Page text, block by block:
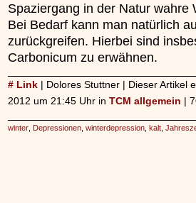
Spaziergang in der Natur wahre
Bei Bedarf kann man natürlich
zurückgreifen. Hierbei sind
Carbonicum zu erwähnen.
# Link | Dolores Stuttner | Dieser Artikel
2012 um 21:45 Uhr in TCM allgemein |
winter Depressionen winterdepression kalt